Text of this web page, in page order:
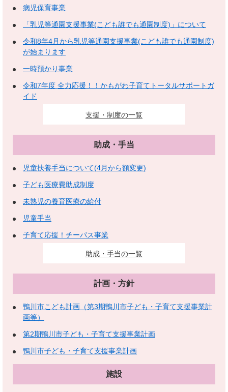
病児保育事業
「乳児等通園支援事業(こども誰でも通園制度)」について
令和8年4月から乳児等通園支援事業(こども誰でも通園制度)
が始まります
一時預かり事業
令和7年度 全力応援！！かもがわ子育てトータルサポートガ
イド
支援・制度の一覧
助成・手当
児童扶養手当について(4月から額変更)
子ども医療費助成制度
未熟児の養育医療の給付
児童手当
子育て応援！チーパス事業
助成・手当の一覧
計画・方針
鴨川市こども計画（第3期鴨川市子ども・子育て支援事業計
画等）
第2期鴨川市子ども・子育て支援事業計画
鴨川市子ども・子育て支援事業計画
施設